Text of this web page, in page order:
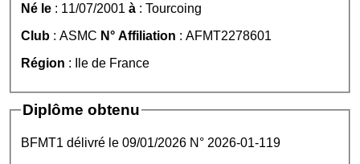
Né le : 11/07/2001 à : Tourcoing
Club : ASMC N° Affiliation : AFMT2278601
Région : Ile de France
Diplôme obtenu
BFMT1 délivré le 09/01/2026 N° 2026-01-119